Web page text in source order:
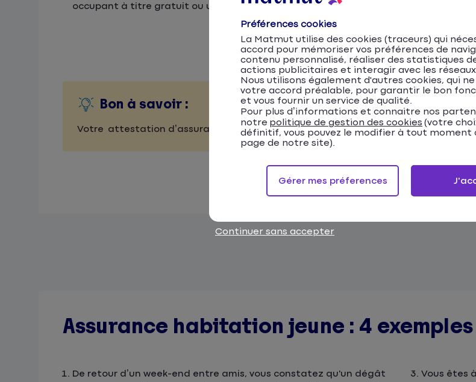
occupant à titre gratuit ou usufruitier ;
Bon à savoir :
Votre attestation d’assurance est téléchargeable aussitôt après souscription.
Assurance habitation jeune : 4
De retour d’un week-end entre amis, vous constatez qu'un dégât
Vous êtes
Préférences cookies
La Matmut utilise des cookies (traceurs) qui
accord pour mémoriser vos préférences de
contenu personnalisé, réaliser des statistiques
actions publicitaires et interagir avec les réseaux
Nous utilisons également d'autres cookies, qui
votre accord préalable, pour garantir le bon
et vous fournir un service de qualité.
Pour plus d’informations et connaitre nos
notre politique de gestion des cookies (votre
définitif, vous pouvez le modifier à tout moment
page de notre site).
Continuer sans accepter
Gérer mes préferences